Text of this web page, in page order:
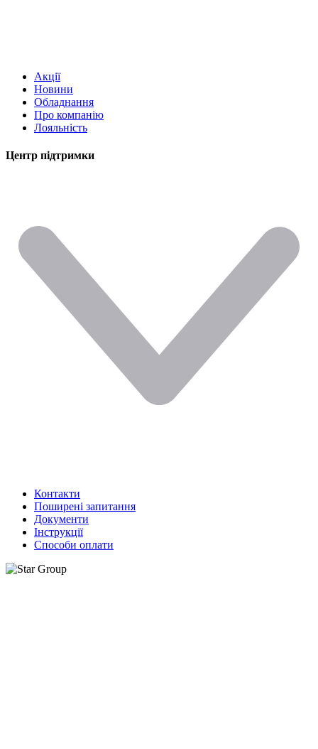
Акції
Новини
Обладнання
Про компанію
Лояльність
Центр підтримки
Контакти
Поширені запитання
Документи
Інструкції
Способи оплати